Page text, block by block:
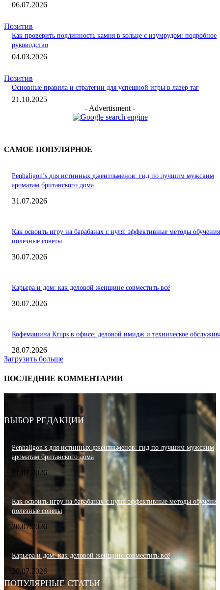
06.07.2026
Позитив
Как проверить подлинность камня в кольце с изумрудом: подробное
руководство
04.03.2026
Позитив
Основные правила и стратегии для успешной игры в лазер таг
21.10.2025
- Advertisment -
САМОЕ ПОПУЛЯРНОЕ
Penhaligon’s для истинных джентльменов: гид по лучшим мужским
ароматам британского дома
31.07.2026
Как освоить игру на барабанах с нуля: эффективные методы
полезные советы
30.07.2026
Карьера и дом: как деловой женщине совместить всё
30.07.2026
Кофемашина Krups в офисе: деловой имидж и техническое
28.07.2026
Загрузить больше
ПОСЛЕДНИЕ КОММЕНТАРИИ
ВЫБОР РЕДАКЦИИ
Penhaligon’s для истинных джентльменов: гид по лучшим мужским
ароматам британского дома
31.07.2026
Как освоить игру на барабанах с нуля: эффективные методы
полезные советы
30.07.2026
Карьера и дом: как деловой женщине совместить всё
30.07.2026
ПОПУЛЯРНЫЕ СТАТЬИ